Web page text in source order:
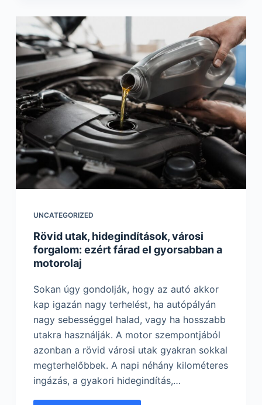
UNCATEGORIZED
Rövid utak, hidegindítások, városi
forgalom: ezért fárad el gyorsabban a
motorolaj
Sokan úgy gondolják, hogy az autó akkor
kap igazán nagy terhelést, ha autópályán
nagy sebességgel halad, vagy ha hosszabb
utakra használják. A motor szempontjából
azonban a rövid városi utak gyakran sokkal
megterhelőbbek. A napi néhány kilométeres
ingázás, a gyakori hidegindítás,…